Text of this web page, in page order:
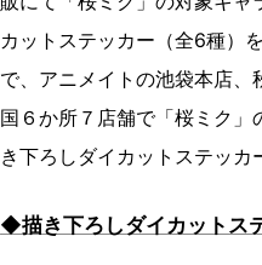
カットステッカー（全6種）
で、アニメイトの池袋本店
国６か所７店舗で「桜ミク
き下ろしダイカットステッカ
◆描き下ろしダイカットス